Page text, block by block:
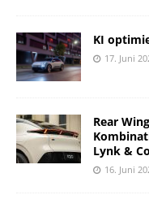
KI
17. Juni
Rear
Lynk &
16. Juni